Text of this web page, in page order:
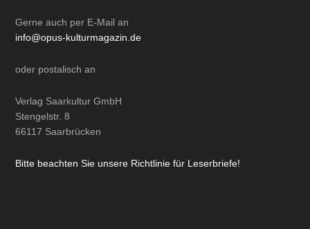
Gerne auch per E-Mail an
info@opus-kulturmagazin.de
oder postalisch an
Verlag Saarkultur GmbH
Stengelstr. 8
66117 Saarbrücken
Bitte beachten Sie unsere Richtlinie für Leserbriefe!